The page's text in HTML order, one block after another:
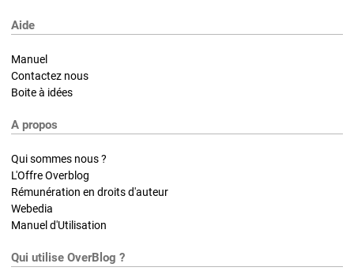
Aide
Manuel
Contactez nous
Boite à idées
A propos
Qui sommes nous ?
L'Offre Overblog
Rémunération en droits d'auteur
Webedia
Manuel d'Utilisation
Qui utilise OverBlog ?